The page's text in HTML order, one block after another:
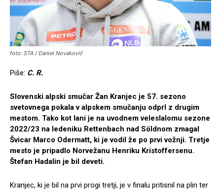
foto: STA / Daniel Novakovič
Piše: C. R.
Slovenski alpski smučar Žan Kranjec je 57. sezono
svetovnega pokala v alpskem smučanju odprl z drugim
mestom. Tako kot lani je na uvodnem veleslalomu sezone
2022/23 na ledeniku Rettenbach nad Söldnom zmagal
Švicar Marco Odermatt, ki je vodil že po prvi vožnji. Tretje
mesto je pripadlo Norvežanu Henriku Kristoffersenu.
Štefan Hadalin je bil deveti.
Kranjec, ki je bil na prvi progi tretji, je v finalu pritisnil na plin ter